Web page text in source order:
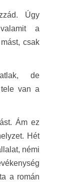
Úgy
a
csak
de
van a
Ám ez
Hét
némi
a román